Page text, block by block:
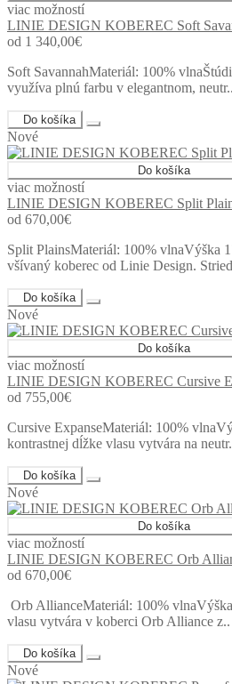
viac možností
LINIE DESIGN KOBEREC Soft
od 1 340,00€
Soft SavannahMateriál: 100%
využíva plnú farbu v elegantnom, neutr..
Do košíka
Nové
Do košíka
viac možností
LINIE DESIGN KOBEREC Split
od 670,00€
Split PlainsMateriál: 100% vlnaVýška
všívaný koberec od Linie Design.
Do košíka
Nové
Do košíka
viac možností
LINIE DESIGN KOBEREC Cursive
od 755,00€
Cursive ExpanseMateriál: 100%
kontrastnej dĺžke vlasu vytvára na
Do košíka
Nové
Do košíka
viac možností
LINIE DESIGN KOBEREC Orb
od 670,00€
Orb AllianceMateriál: 100%
vlasu vytvára v koberci Orb Alliance z..
Do košíka
Nové